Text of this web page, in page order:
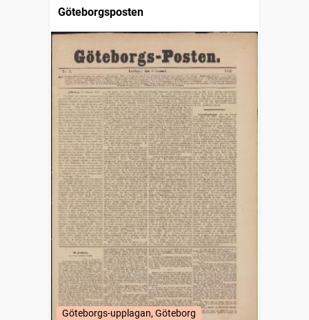
Göteborgsposten
Göteborgs-upplagan, Göteborg